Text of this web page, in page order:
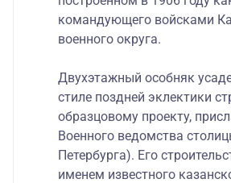
командующего войсками
военного округа.
Двухэтажный особняк
стиле поздней эклектики
образцовому проекту,
Военного ведомства
Петербурга). Его
именем известного